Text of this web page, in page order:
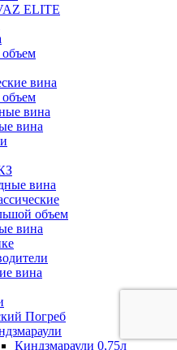
ELITE
вина
вина
вина
вина
объем
вина
вина
Погреб
Киндзмараули 0,75л